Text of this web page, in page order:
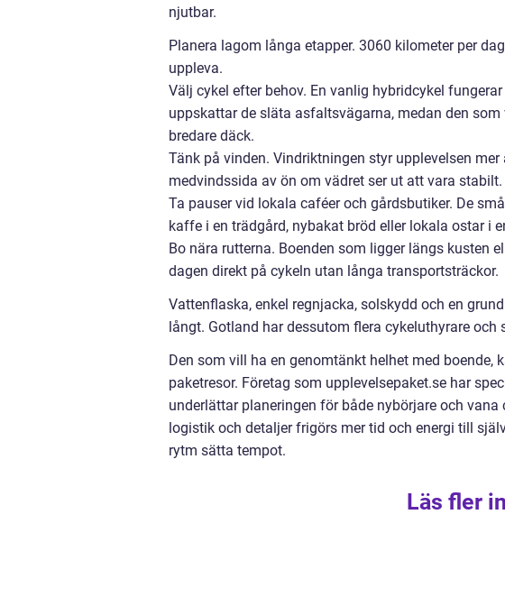
njutbar.
Planera lagom långa etapper. 3060 kilometer per
uppleva.
Välj cykel efter behov. En vanlig hybridcykel
uppskattar de släta asfaltsvägarna, medan den
bredare däck.
Tänk på vinden. Vindriktningen styr upplevelsen
medvindssida av ön om vädret ser ut att vara stabilt.
Ta pauser vid lokala caféer och gårdsbutiker. De
kaffe i en trädgård, nybakat bröd eller lokala ostar i
Bo nära rutterna. Boenden som ligger längs kusten
dagen direkt på cykeln utan långa transportsträckor.
Vattenflaska, enkel regnjacka, solskydd och en
långt. Gotland har dessutom flera cykeluthyrare
Den som vill ha en genomtänkt helhet med
paketresor. Företag som upplevelsepaket.se har
underlättar planeringen för både nybörjare och
logistik och detaljer frigörs mer tid och energi till
rytm sätta tempot.
Läs fler